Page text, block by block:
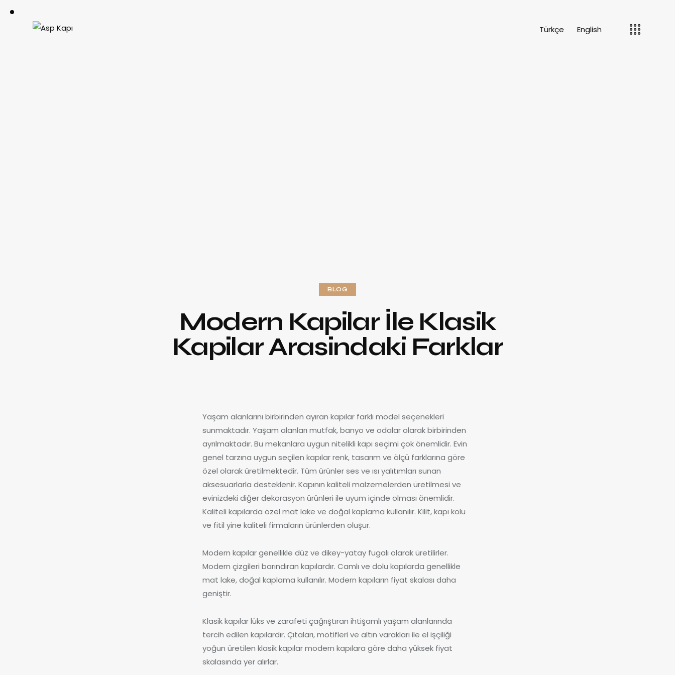
Türkçe English
BLOG
Modern Kapilar İle Klasik
Kapilar Arasindaki Farklar
Yaşam alanlarını birbirinden ayıran kapılar farklı model seçenekleri
sunmaktadır. Yaşam alanları mutfak, banyo ve odalar olarak birbirinden
ayrılmaktadır. Bu mekanlara uygun nitelikli kapı seçimi çok önemlidir. Evin
genel tarzına uygun seçilen kapılar renk, tasarım ve ölçü farklarına göre
özel olarak üretilmektedir. Tüm ürünler ses ve ısı yalıtımları sunan
aksesuarlarla desteklenir. Kapının kaliteli malzemelerden üretilmesi ve
evinizdeki diğer dekorasyon ürünleri ile uyum içinde olması önemlidir.
Kaliteli kapılarda özel mat lake ve doğal kaplama kullanılır. Kilit, kapı kolu
ve fitil yine kaliteli firmaların ürünlerden oluşur.
Modern kapılar genellikle düz ve dikey-yatay fugalı olarak üretilirler.
Modern çizgileri barındıran kapılardır. Camlı ve dolu kapılarda genellikle
mat lake, doğal kaplama kullanılır. Modern kapıların fiyat skalası daha
geniştir.
Klasik kapılar lüks ve zarafeti çağrıştıran ihtişamlı yaşam alanlarında
tercih edilen kapılardır. Çıtaları, motifleri ve altın varakları ile el işçiliği
yoğun üretilen klasik kapılar modern kapılara göre daha yüksek fiyat
skalasında yer alırlar.